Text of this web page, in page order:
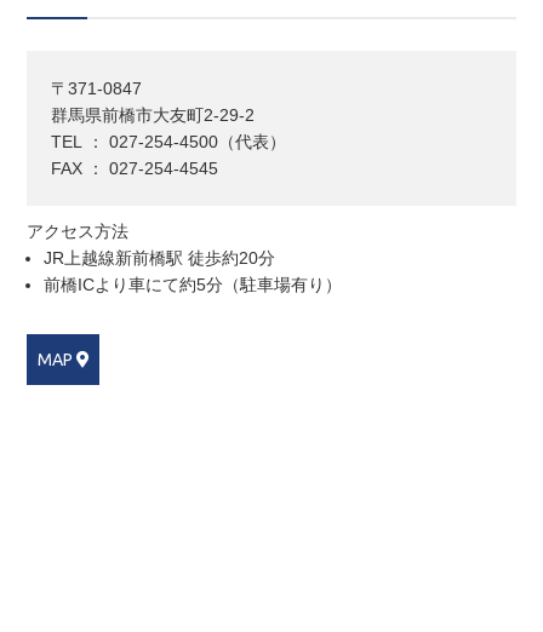
〒371-0847
群馬県前橋市大友町2-29-2
TEL ： 027-254-4500（代表）
FAX ： 027-254-4545
アクセス方法
JR上越線新前橋駅 徒歩約20分
前橋ICより車にて約5分（駐車場有り）
MAP